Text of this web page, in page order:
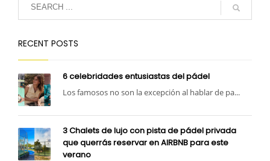
RECENT POSTS
6 celebridades entusiastas del pádel
Los famosos no son la excepción al hablar de pa...
3 Chalets de lujo con pista de pádel privada
que querrás reservar en AIRBNB para este
verano